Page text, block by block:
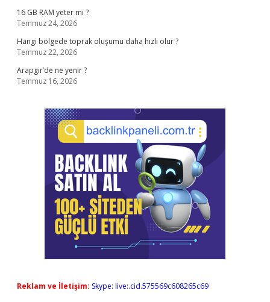
16 GB RAM yeter mi ?
Temmuz 24, 2026
Hangi bölgede toprak oluşumu daha hızlı olur ?
Temmuz 22, 2026
Arapgir’de ne yenir ?
Temmuz 16, 2026
Reklam ve İletişim: Skype: live:.cid.575569c608265c69